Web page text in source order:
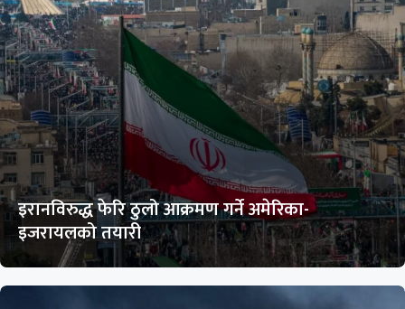
इरानविरुद्ध फेरि ठुलो आक्रमण गर्ने अमेरिका-
इजरायलको तयारी